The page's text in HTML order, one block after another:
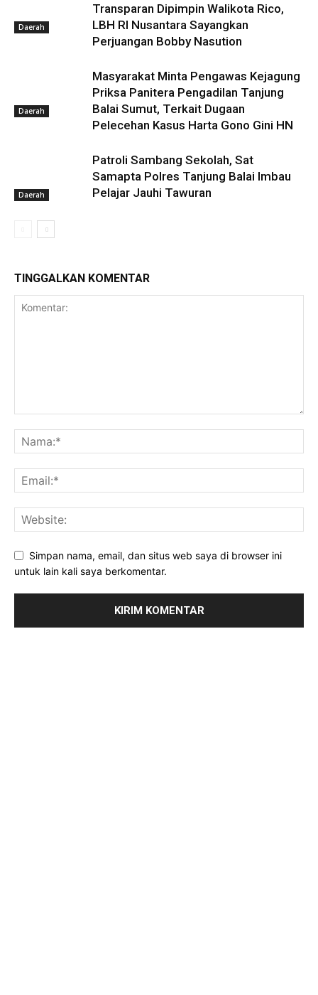
Daerah
Transparan Dipimpin Walikota Rico,
LBH RI Nusantara Sayangkan
Perjuangan Bobby Nasution
Daerah
Masyarakat Minta Pengawas Kejagung
Priksa Panitera Pengadilan Tanjung
Balai Sumut, Terkait Dugaan
Pelecehan Kasus Harta Gono Gini HN
Daerah
Patroli Sambang Sekolah, Sat
Samapta Polres Tanjung Balai Imbau
Pelajar Jauhi Tawuran
TINGGALKAN KOMENTAR
Simpan nama, email, dan situs web saya di browser ini
untuk lain kali saya berkomentar.